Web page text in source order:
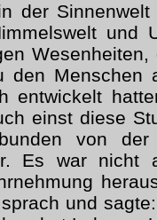
der
und
den Menschen
entwickelt
einst diese
von
Es war nicht
und